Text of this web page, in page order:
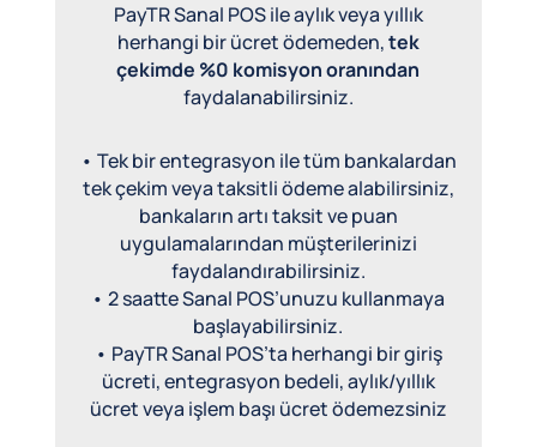
PayTR Sanal POS ile aylık veya yıllık
herhangi bir ücret ödemeden,tek
çekimde %0 komisyon oranından
faydalanabilirsiniz.
• Tek bir entegrasyon ile tüm bankalardan
tek çekim veya taksitli ödeme alabilirsiniz,
bankaların artı taksit ve puan
uygulamalarından müşterilerinizi
faydalandırabilirsiniz.
• 2 saatte Sanal POS’unuzu kullanmaya
başlayabilirsiniz.
• PayTR Sanal POS’ta herhangi bir giriş
ücreti, entegrasyon bedeli, aylık/yıllık
ücret veya işlem başı ücret ödemezsiniz